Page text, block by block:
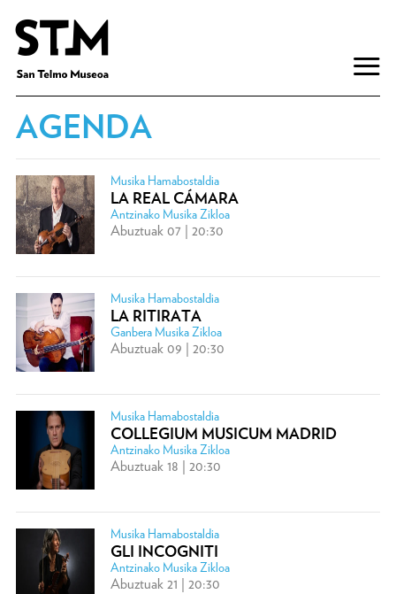
AGENDA
Musika Hamabostaldia
LA REAL CÁMARA
Antzinako Musika Zikloa
Abuztuak 07 | 20:30
Musika Hamabostaldia
LA RITIRATA
Ganbera Musika Zikloa
Abuztuak 09 | 20:30
Musika Hamabostaldia
COLLEGIUM MUSICUM MADRID
Antzinako Musika Zikloa
Abuztuak 18 | 20:30
Musika Hamabostaldia
GLI INCOGNITI
Antzinako Musika Zikloa
Abuztuak 21 | 20:30